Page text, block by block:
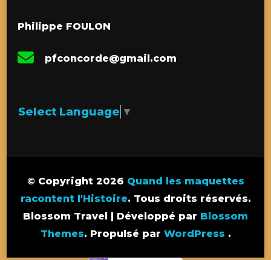
Philippe FOULON
pfconcorde@gmail.com
Select Language ▼
© Copyright 2026 Quand les maquettes
racontent l'Histoire. Tous droits réservés.
Blossom Travel | Développé par Blossom
Themes. Propulsé par WordPress .